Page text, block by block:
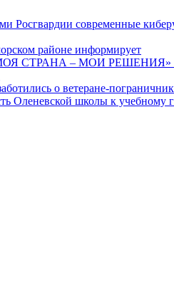
Росгвардии современные
районе информирует
«МОЯ СТРАНА – МОИ РЕШЕНИЯ»
о ветеране-
Оленевской школы к учебному